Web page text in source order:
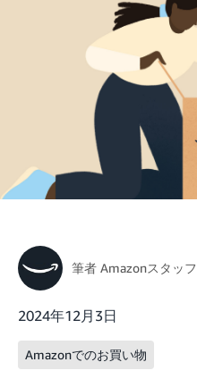
筆者 Amazonスタッフ
2024年12月3日
Amazonでのお買い物